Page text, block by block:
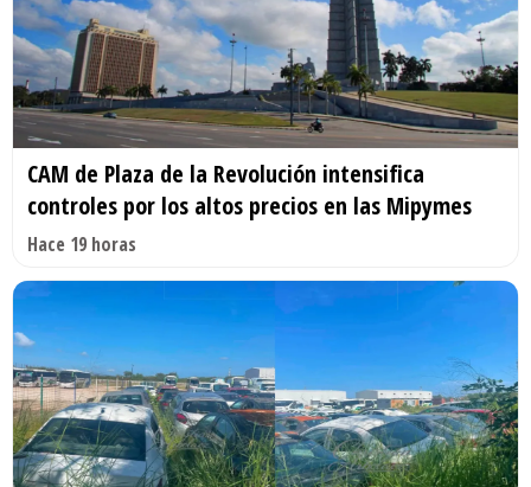
CAM de Plaza de la Revolución intensifica
controles por los altos precios en las Mipymes
Hace 19 horas